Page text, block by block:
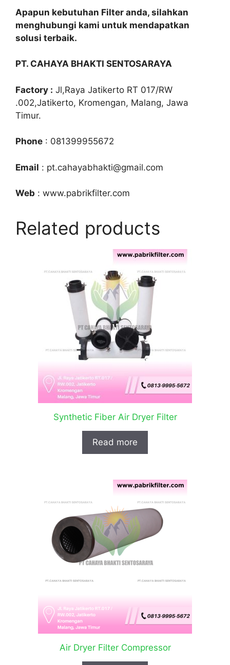
Apapun kebutuhan Filter anda, silahkan
menghubungi kami untuk mendapatkan
solusi terbaik.
PT. CAHAYA BHAKTI SENTOSARAYA
Factory : Jl,Raya Jatikerto RT 017/RW
.002,Jatikerto, Kromengan, Malang, Jawa
Timur.
Phone : 081399955672
Email : pt.cahayabhakti@gmail.com
Web : www.pabrikfilter.com
Related products
Synthetic Fiber Air Dryer Filter
Read more
Air Dryer Filter Compressor